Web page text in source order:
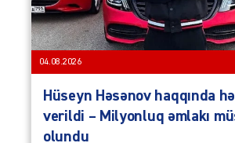
04.08.2026
Hüseyn Həsənov haqqında
verildi – Milyonluq əmlakı
olundu